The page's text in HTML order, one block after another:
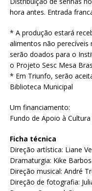
hora antes. Entrada
* A produção estará
alimentos não perecíveis
serão doados para o
o Projeto Sesc Mesa
* Em Triunfo, serão
Biblioteca Municipal
Um financiamento:
Fundo de Apoio à
Ficha técnica
Direção artística: Liane
Dramaturgia: Kike
Direção musical: André
Direção de fotografia: